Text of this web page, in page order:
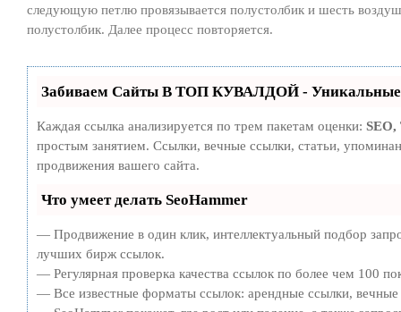
следующую петлю провязывается полустолбик и шесть
полустолбик. Далее процесс повторяется.
Забиваем Сайты В ТОП КУВАЛДОЙ - Уникальные
Каждая ссылка анализируется по трем пакетам оценки:
простым занятием. Ссылки, вечные ссылки, статьи,
продвижения вашего сайта.
Что умеет делать SeoHammer
— Продвижение в один клик, интеллектуальный подбор
лучших бирж ссылок.
— Регулярная проверка качества ссылок по более чем 100
— Все известные форматы ссылок: арендные ссылки,